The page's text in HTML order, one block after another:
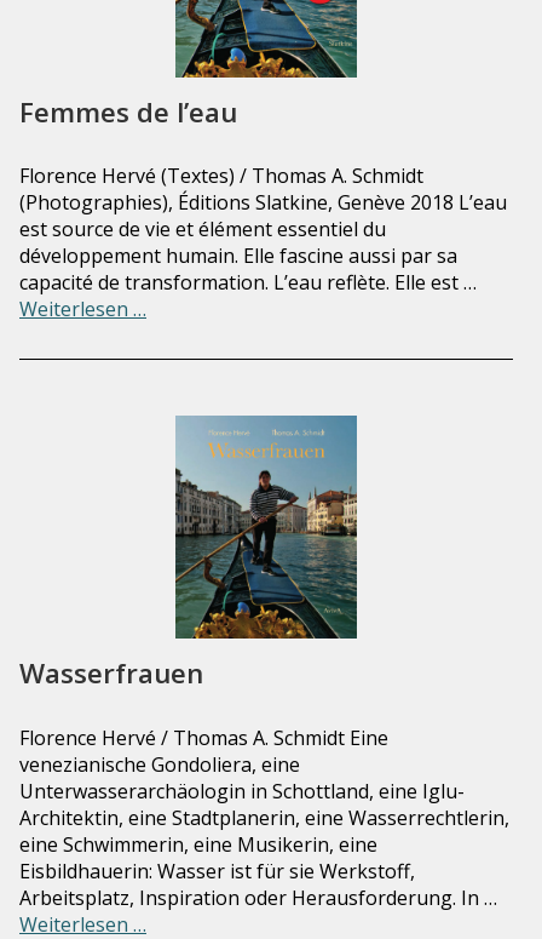
Femmes de l’eau
Florence Hervé (Textes) / Thomas A. Schmidt
(Photographies), Éditions Slatkine, Genève 2018 L’eau
est source de vie et élément essentiel du
développement humain. Elle fascine aussi par sa
capacité de transformation. L’eau reflète. Elle est …
Weiterlesen …
Wasserfrauen
Florence Hervé / Thomas A. Schmidt Eine
venezianische Gondoliera, eine
Unterwasserarchäologin in Schottland, eine Iglu-
Architektin, eine Stadtplanerin, eine Wasserrechtlerin,
eine Schwimmerin, eine Musikerin, eine
Eisbildhauerin: Wasser ist für sie Werkstoff,
Arbeitsplatz, Inspiration oder Herausforderung. In …
Weiterlesen …